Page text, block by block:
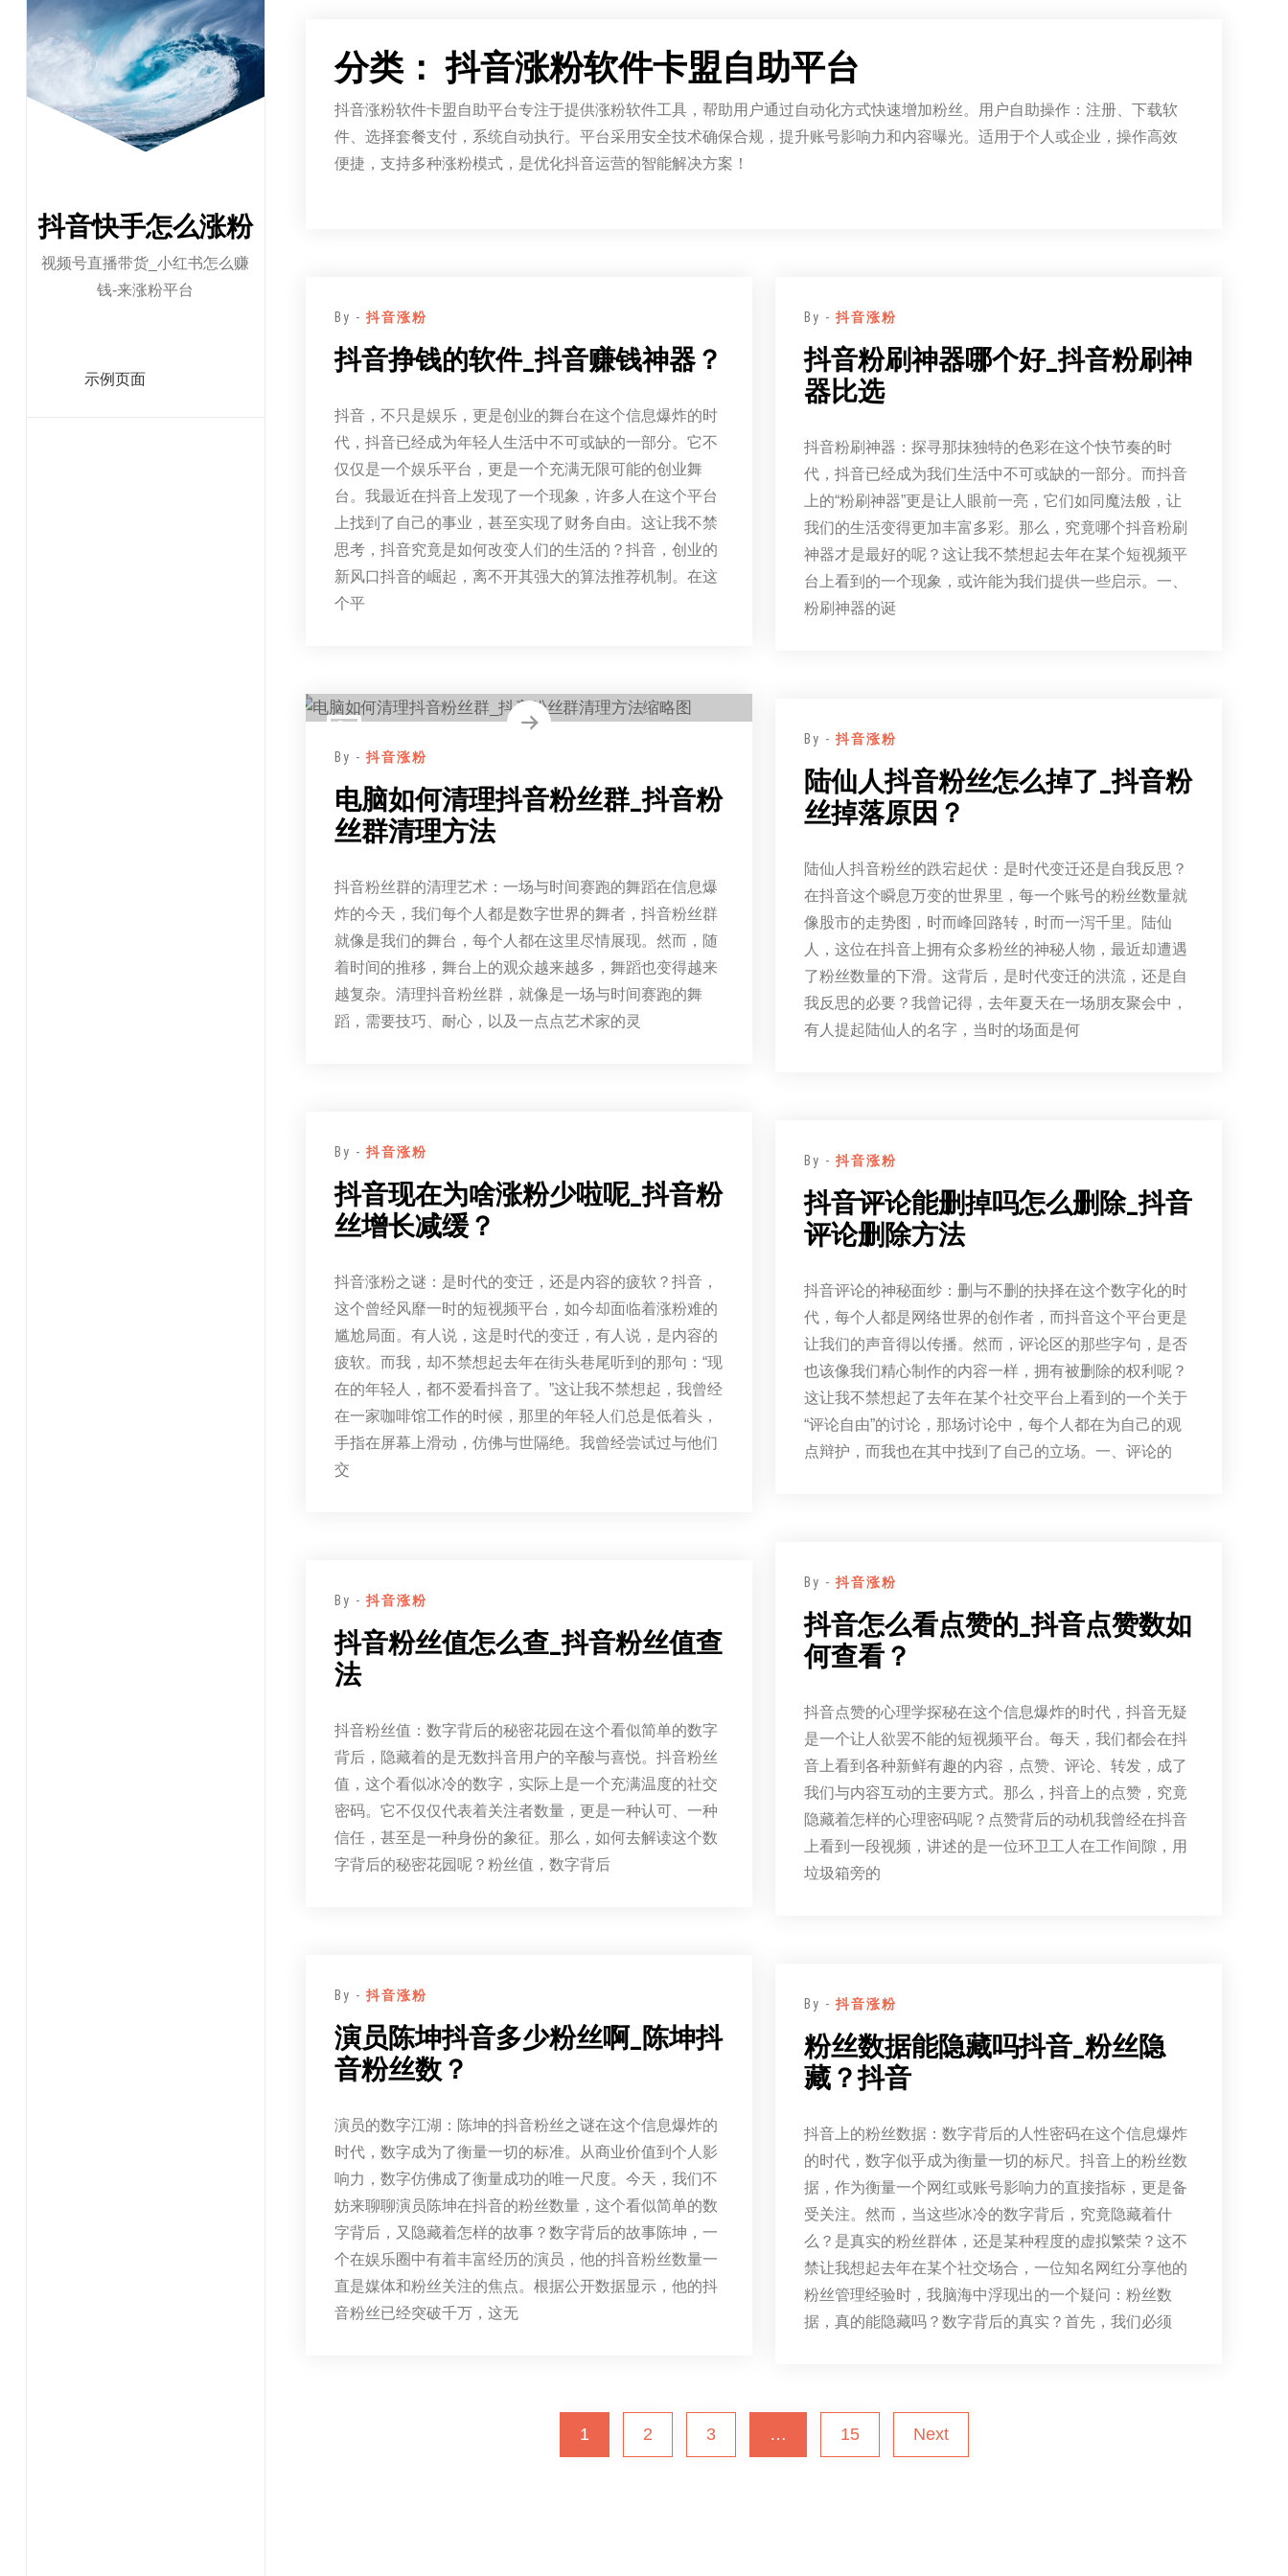
抖音快手怎么涨粉
视频号直播带货_小红书怎么赚
钱-来涨粉平台
示例页面
分类：抖音涨粉软件卡盟自助平台
抖音涨粉软件卡盟自助平台专注于提供涨粉软件工具，帮助用户通过自动化方式快速增加粉丝。用户自助操作：注册、下载软
件、选择套餐支付，系统自动执行。平台采用安全技术确保合规，提升账号影响力和内容曝光。适用于个人或企业，操作高效
便捷，支持多种涨粉模式，是优化抖音运营的智能解决方案！
By -抖音涨粉
抖音挣钱的软件_抖音赚钱神器？
抖音，不只是娱乐，更是创业的舞台在这个信息爆炸的时
代，抖音已经成为年轻人生活中不可或缺的一部分。它不
仅仅是一个娱乐平台，更是一个充满无限可能的创业舞
台。我最近在抖音上发现了一个现象，许多人在这个平台
上找到了自己的事业，甚至实现了财务自由。这让我不禁
思考，抖音究竟是如何改变人们的生活的？抖音，创业的
新风口抖音的崛起，离不开其强大的算法推荐机制。在这
个平
By - 抖音涨粉
抖音粉刷神器哪个好_抖音粉刷神
器比选
抖音粉刷神器：探寻那抹独特的色彩在这个快节奏的时
代，抖音已经成为我们生活中不可或缺的一部分。而抖音
上的“粉刷神器”更是让人眼前一亮，它们如同魔法般，让
我们的生活变得更加丰富多彩。那么，究竟哪个抖音粉刷
神器才是最好的呢？这让我不禁想起去年在某个短视频平
台上看到的一个现象，或许能为我们提供一些启示。一、
粉刷神器的诞
By -抖音涨粉
电脑如何清理抖音粉丝群_抖音粉
丝群清理方法
抖音粉丝群的清理艺术：一场与时间赛跑的舞蹈在信息爆
炸的今天，我们每个人都是数字世界的舞者，抖音粉丝群
就像是我们的舞台，每个人都在这里尽情展现。然而，随
着时间的推移，舞台上的观众越来越多，舞蹈也变得越来
越复杂。清理抖音粉丝群，就像是一场与时间赛跑的舞
蹈，需要技巧、耐心，以及一点点艺术家的灵
By - 抖音涨粉
陆仙人抖音粉丝怎么掉了_抖音粉
丝掉落原因？
陆仙人抖音粉丝的跌宕起伏：是时代变迁还是自我反思？
在抖音这个瞬息万变的世界里，每一个账号的粉丝数量就
像股市的走势图，时而峰回路转，时而一泻千里。陆仙
人，这位在抖音上拥有众多粉丝的神秘人物，最近却遭遇
了粉丝数量的下滑。这背后，是时代变迁的洪流，还是自
我反思的必要？我曾记得，去年夏天在一场朋友聚会中，
有人提起陆仙人的名字，当时的场面是何
By -抖音涨粉
抖音现在为啥涨粉少啦呢_抖音粉
丝增长减缓？
抖音涨粉之谜：是时代的变迁，还是内容的疲软？抖音，
这个曾经风靡一时的短视频平台，如今却面临着涨粉难的
尴尬局面。有人说，这是时代的变迁，有人说，是内容的
疲软。而我，却不禁想起去年在街头巷尾听到的那句：“现
在的年轻人，都不爱看抖音了。”这让我不禁想起，我曾经
在一家咖啡馆工作的时候，那里的年轻人们总是低着头，
手指在屏幕上滑动，仿佛与世隔绝。我曾经尝试过与他们
交
By - 抖音涨粉
抖音评论能删掉吗怎么删除_抖音
评论删除方法
抖音评论的神秘面纱：删与不删的抉择在这个数字化的时
代，每个人都是网络世界的创作者，而抖音这个平台更是
让我们的声音得以传播。然而，评论区的那些字句，是否
也该像我们精心制作的内容一样，拥有被删除的权利呢？
这让我不禁想起了去年在某个社交平台上看到的一个关于
“评论自由”的讨论，那场讨论中，每个人都在为自己的观
点辩护，而我也在其中找到了自己的立场。一、评论的
By - 抖音涨粉
抖音怎么看点赞的_抖音点赞数如
何查看？
抖音点赞的心理学探秘在这个信息爆炸的时代，抖音无疑
是一个让人欲罢不能的短视频平台。每天，我们都会在抖
音上看到各种新鲜有趣的内容，点赞、评论、转发，成了
我们与内容互动的主要方式。那么，抖音上的点赞，究竟
隐藏着怎样的心理密码呢？点赞背后的动机我曾经在抖音
上看到一段视频，讲述的是一位环卫工人在工作间隙，用
垃圾箱旁的
By -抖音涨粉
抖音粉丝值怎么查_抖音粉丝值查
法
抖音粉丝值：数字背后的秘密花园在这个看似简单的数字
背后，隐藏着的是无数抖音用户的辛酸与喜悦。抖音粉丝
值，这个看似冰冷的数字，实际上是一个充满温度的社交
密码。它不仅仅代表着关注者数量，更是一种认可、一种
信任，甚至是一种身份的象征。那么，如何去解读这个数
字背后的秘密花园呢？粉丝值，数字背后
By -抖音涨粉
演员陈坤抖音多少粉丝啊_陈坤抖
音粉丝数？
演员的数字江湖：陈坤的抖音粉丝之谜在这个信息爆炸的
时代，数字成为了衡量一切的标准。从商业价值到个人影
响力，数字仿佛成了衡量成功的唯一尺度。今天，我们不
妨来聊聊演员陈坤在抖音的粉丝数量，这个看似简单的数
字背后，又隐藏着怎样的故事？数字背后的故事陈坤，一
个在娱乐圈中有着丰富经历的演员，他的抖音粉丝数量一
直是媒体和粉丝关注的焦点。根据公开数据显示，他的抖
音粉丝已经突破千万，这无
By - 抖音涨粉
粉丝数据能隐藏吗抖音_粉丝隐
藏？抖音
抖音上的粉丝数据：数字背后的人性密码在这个信息爆炸
的时代，数字似乎成为衡量一切的标尺。抖音上的粉丝数
据，作为衡量一个网红或账号影响力的直接指标，更是备
受关注。然而，当这些冰冷的数字背后，究竟隐藏着什
么？是真实的粉丝群体，还是某种程度的虚拟繁荣？这不
禁让我想起去年在某个社交场合，一位知名网红分享他的
粉丝管理经验时，我脑海中浮现出的一个疑问：粉丝数
据，真的能隐藏吗？数字背后的真实？首先，我们必须
1 2 3 … 15 Next